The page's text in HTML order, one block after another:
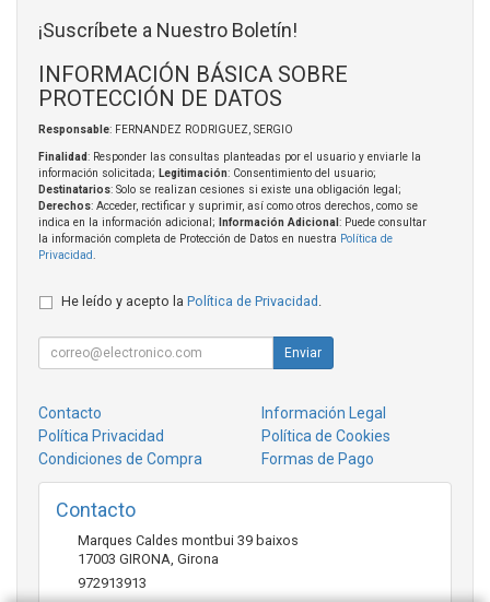
¡Suscríbete a Nuestro Boletín!
INFORMACIÓN BÁSICA SOBRE
PROTECCIÓN DE DATOS
Responsable: FERNANDEZ RODRIGUEZ, SERGIO
Finalidad: Responder las consultas planteadas por el usuario y enviarle la
información solicitada; Legitimación: Consentimiento del usuario;
Destinatarios: Solo se realizan cesiones si existe una obligación legal;
Derechos: Acceder, rectificar y suprimir, así como otros derechos, como se
indica en la información adicional;
Información Adicional : Puede consultar
la información completa de Protección de Datos en nuestra Política de
Privacidad
He leído y acepto la Política de Privacidad
Enviar
Contacto
Información Legal
Política Privacidad
Política de Cookies
Condiciones de Compra
Formas de Pago
Contacto
Marques Caldes montbui 39 baixos
17003 GIRONA Girona
972913913